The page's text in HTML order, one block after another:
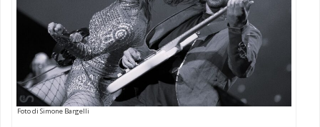
Foto di Simone Bargelli